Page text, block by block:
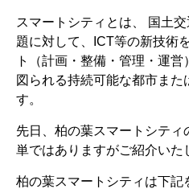
スマートシティとは、 国土
題に対して、ICT等の新技術
ト（計画・整備・管理・運
図られる持続可能な都市また
す。
先日、柏の葉スマートシテ
単ではありますがご紹介いた
柏の葉スマートシティは下記